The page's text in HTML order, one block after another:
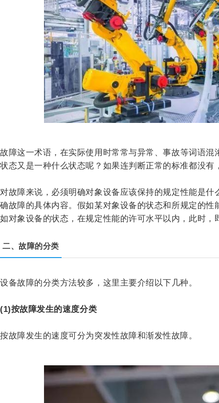
故障这一术语，在实际使用时常常与异常、事故等词语
状态又是一种什么状态呢？如果连判断正常的标准都没有
对故障来说，必须明确对象设备应该保持的规定性能是
确故障的具体内容。假如某对象设备的状态和所规定的
如对象设备的状态，在规定性能的许可水平以内，此时
二、故障的分类
设备故障的分类方法较多，这里主要介绍以下几种。
(1)按故障发生的速度分类
按故障发生的速度可分为突发性故障和渐发性故障。